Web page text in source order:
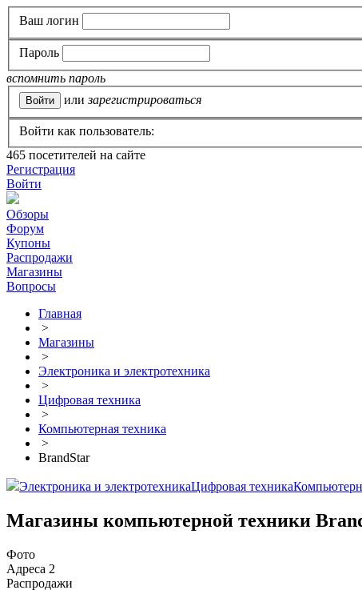
Ваш логин
Пароль
вспомнить пароль
или зарегистрироваться
Войти как пользователь:
465 посетителей на сайте
Регистрация
Войти
Обзоры
Форум
Купоны
Распродажи
Магазины
Вопросы
Главная
>
Магазины
>
Электроника и электротехника
>
Цифровая техника
>
Компьютерная техника
>
BrandStar
Электроника и электротехникаЦифровая техника
Магазины компьютерной техники
Фото
Адреса 2
Распродажи